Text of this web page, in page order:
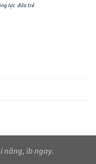
lực đứa trẻ
năng, ib ngay.